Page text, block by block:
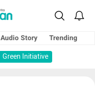
Audio Story
Trending
Green Initiative